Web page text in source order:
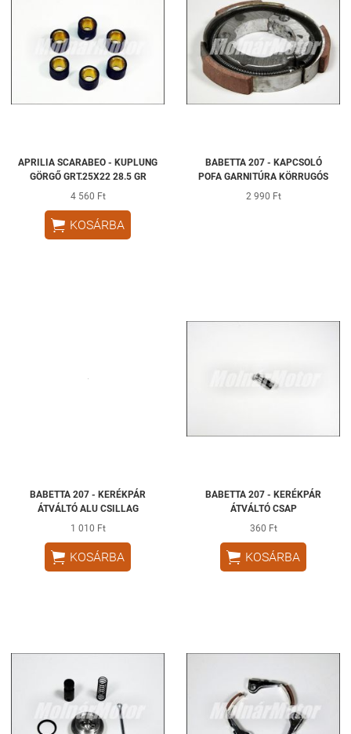
APRILIA SCARABEO - KUPLUNG
GÖRGŐ GRT.25X22 28.5 GR
4 560 Ft
 KOSÁRBA
BABETTA 207 - KAPCSOLÓ
POFA GARNITÚRA KÖRRUGÓS
2 990 Ft
BABETTA 207 - KERÉKPÁR
ÁTVÁLTÓ ALU CSILLAG
1 010 Ft
 KOSÁRBA
BABETTA 207 - KERÉKPÁR
ÁTVÁLTÓ CSAP
360 Ft
 KOSÁRBA